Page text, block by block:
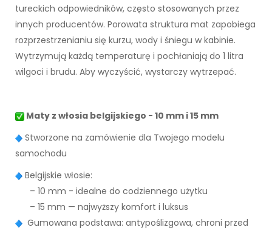
tureckich odpowiedników, często stosowanych przez
innych producentów. Porowata struktura mat zapobiega
rozprzestrzenianiu się kurzu, wody i śniegu w kabinie.
Wytrzymują każdą temperaturę i pochłaniają do 1 litra
wilgoci i brudu. Aby wyczyścić, wystarczy wytrzepać.
Maty z włosia belgijskiego - 10 mm i 15 mm
Stworzone na zamówienie dla Twojego modelu
samochodu
Belgijskie włosie:
– 10 mm - idealne do codziennego użytku
– 15 mm — najwyższy komfort i luksus
Gumowana podstawa: antypoślizgowa, chroni przed